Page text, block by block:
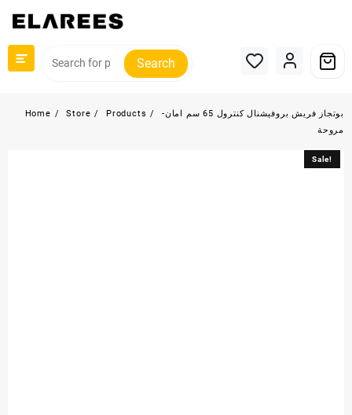
Search
Home Store Products
بوتجاز فريش بروفيشنال كنترول 65 سم امان-
مروحة
Sale!
Sale!